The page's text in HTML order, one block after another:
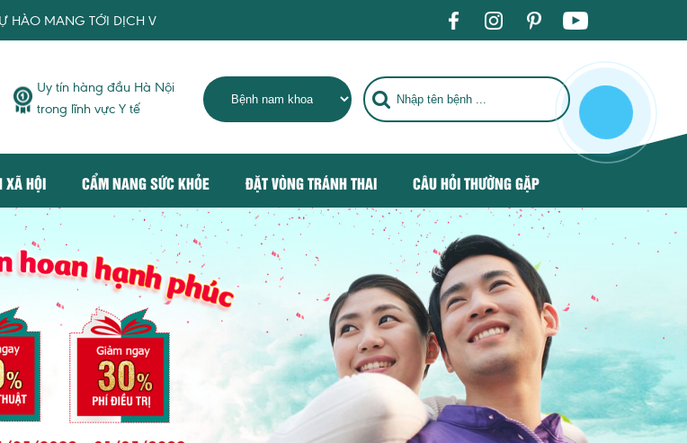
TỚI DỊCH VỤ KHÁM CHỮA BỆNH TIÊU CHUẨN QUỐC TẾ, TRỞ THÀNH ĐỊA CHỈ CHĂM SÓC SỨC KHỎE
Uy tín hàng đầu Hà Nội
trong lĩnh vực Y tế
XÃ HỘI CẨM NANG SỨC KHỎE ĐẶT VÒNG TRÁNH THAI CÂU HỎI THƯỜNG GẶP